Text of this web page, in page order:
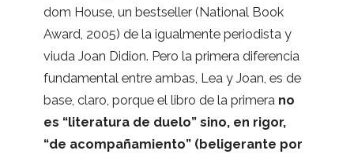
dom House, un bes­tse­ller (Natio­nal Book
Award, 2005) de la igual­mente perio­dista y
viuda Joan Didion. Pero la pri­mera dife­ren­cia
fun­da­men­tal entre ambas, Lea y Joan, es de
base, claro, por­que el libro de la pri­mera no
es “lite­ra­tura de duelo” sino, en rigor,
“de acom­pa­ña­miento” (beli­ge­rante por